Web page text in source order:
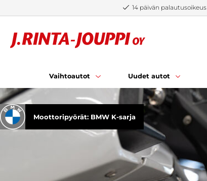
14 päivän palautusoikeus
Vaihtoautot Uudet autot
Moottoripyörät: BMW K-sarja